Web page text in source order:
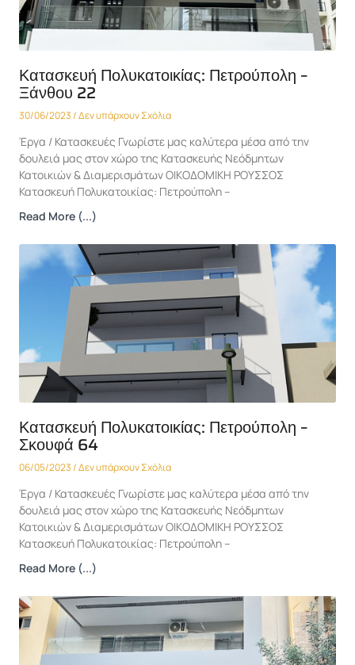
Κατασκευή Πολυκατοικίας: Πετρούπολη –
Ξάνθου 22
30/06/2023 Δεν υπάρχουν Σχόλια
Έργα / Κατασκευές Γνωρίστε μας καλύτερα μέσα από την
δουλειά μας στον χώρο της Κατασκευής Νεόδμητων
Κατοικιών & Διαμερισμάτων ΟΙΚΟΔΟΜΙΚΗ ΡΟΥΣΣΟΣ
Κατασκευή Πολυκατοικίας: Πετρούπολη –
Read More (...)
Κατασκευή Πολυκατοικίας: Πετρούπολη –
Σκουφά 64
06/05/2023 Δεν υπάρχουν Σχόλια
Έργα / Κατασκευές Γνωρίστε μας καλύτερα μέσα από την
δουλειά μας στον χώρο της Κατασκευής Νεόδμητων
Κατοικιών & Διαμερισμάτων ΟΙΚΟΔΟΜΙΚΗ ΡΟΥΣΣΟΣ
Κατασκευή Πολυκατοικίας: Πετρούπολη –
Read More (...)